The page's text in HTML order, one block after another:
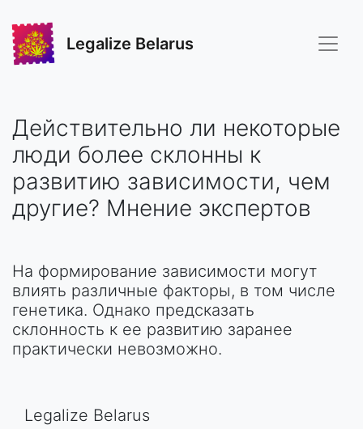
Legalize Belarus
Действительно ли некоторые
люди более склонны к
развитию зависимости, чем
другие? Мнение экспертов
На формирование зависимости могут
влиять различные факторы, в том числе
генетика. Однако предсказать
склонность к ее развитию заранее
практически невозможно.
Legalize Belarus